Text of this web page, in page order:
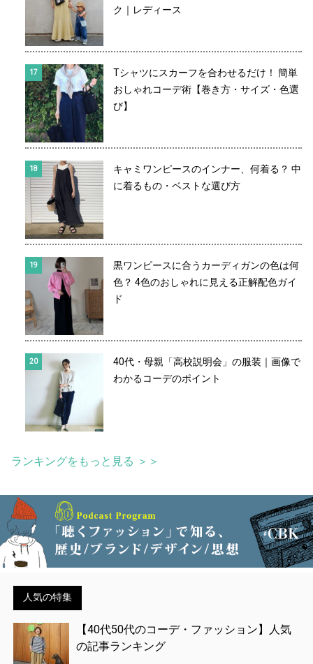
ク｜レディース
Tシャツにスカーフを合わせるだけ！ 簡単
おしゃれコーデ術【巻き方・サイズ・色選
び】
キャミワンピースのインナー、何着る？ 中
に着るもの・ベストな選び方
黒ワンピースに合うカーディガンの色は何
色？ 4色のおしゃれに見える正解配色ガイ
ド
40代・母親「高校説明会」の服装｜画像で
わかるコーデのポイント
ランキングをもっと見る ＞＞
人気の特集
【40代50代のコーデ・ファッション】人気
の記事ランキング